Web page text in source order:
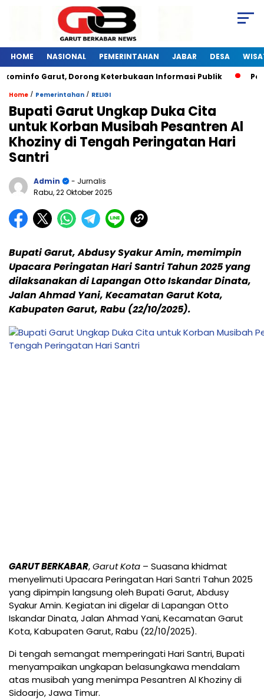
HOME NASIONAL PEMERINTAHAN JABAR DESA
Garut, Dorong Keterbukaan Informasi Publik
Home / Pemerintahan / RELIGI
Bupati Garut Ungkap Duka Cita
untuk Korban Musibah Pesantren Al
Khoziny di Tengah Peringatan Hari
Santri
Admin
- Jurnalis
Rabu, 22 Oktober 2025
Bupati Garut, Abdusy Syakur Amin, memimpin
Upacara Peringatan Hari Santri Tahun 2025 yang
dilaksanakan di Lapangan Otto Iskandar Dinata,
Jalan Ahmad Yani, Kecamatan Garut Kota,
Kabupaten Garut, Rabu (22/10/2025).
GARUT BERKABAR,Garut Kota – Suasana khidmat
menyelimuti Upacara Peringatan Hari Santri Tahun 2025
yang dipimpin langsung oleh Bupati Garut, Abdusy
Syakur Amin. Kegiatan ini digelar di Lapangan Otto
Iskandar Dinata, Jalan Ahmad Yani, Kecamatan Garut
Kota, Kabupaten Garut, Rabu (22/10/2025).
Di tengah semangat memperingati Hari Santri, Bupati
menyampaikan ungkapan belasungkawa mendalam
atas musibah yang menimpa Pesantren Al Khoziny di
Sidoarjo, Jawa Timur.